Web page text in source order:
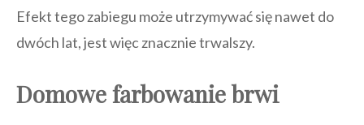
Efekt tego zabiegu może utrzymywać się nawet do
dwóch lat, jest więc znacznie trwalszy.
Domowe farbowanie brwi